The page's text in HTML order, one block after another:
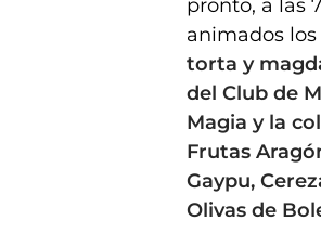
pronto, a las
animados
torta y
del Club de
Magia y la
Frutas
Gaypu,
Olivas de